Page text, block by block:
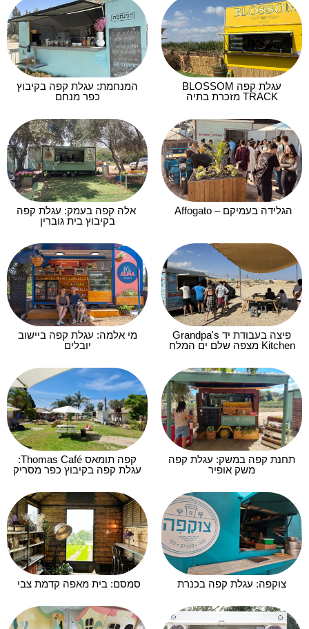
עגלת קפה BLOSSOM
TRACK מזכרת בתיה
המנחמת: עגלת קפה בקיבוץ
כפר מנחם
הגלידה בעמיקם – Affogato
אלה קפה בעמק: עגלת קפה
בקיבוץ בית גוברין
פיצה בעבודת יד Grandpa's
Kitchen מצפה שלם ים המלח
מי אלמה: עגלת קפה ביישוב
יובלים
תחנת קפה במשק: עגלת קפה
משק אופיר
קפה תומאס Thomas Café:
עגלת קפה בקיבוץ כפר מסריק
צוקפה: עגלת קפה בכנרת סמסם: בית מאפה קדמת צבי